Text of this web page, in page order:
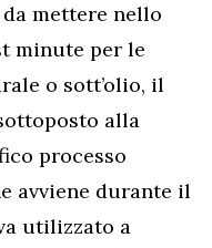
mettere nello
minute per le
o sott’olio, il
alla
processo
avviene durante il
utilizzato a